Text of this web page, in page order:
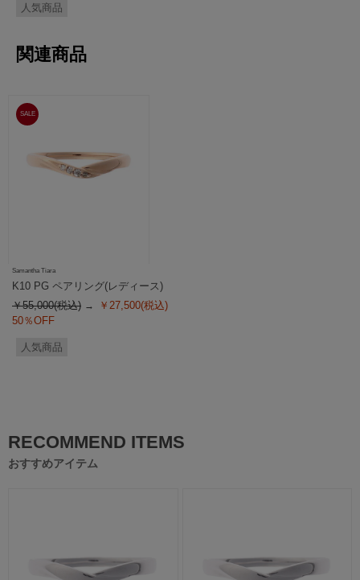
人気商品
関連商品
SALE
Samantha Tiara
K10 PG ペアリング(レディース)
￥55,000(税込)
￥27,500(税込)
50％OFF
人気商品
RECOMMEND ITEMS
おすすめアイテム